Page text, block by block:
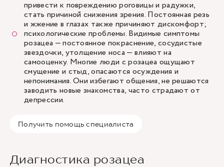
привести к повреждению роговицы и радужки,
стать причиной снижения зрения. Постоянная резь
и жжение в глазах также причиняют дискомфорт;
психологические проблемы. Видимые симптомы
розацеа — постоянное покраснение, сосудистые
звездочки, утолщение носа — влияют на
самооценку. Многие люди с розацеа ощущают
смущение и стыд, опасаются осуждения и
непонимания. Они избегают общения, не решаются
заводить новые знакомства, часто страдают от
депрессии.
Получить помощь специалиста
Диагностика розацеа